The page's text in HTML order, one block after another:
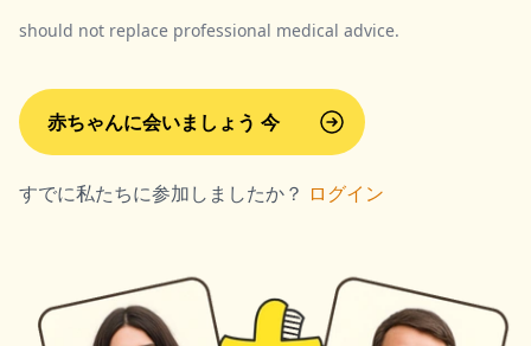
should not replace professional medical advice.
赤ちゃんに会いましょう 今
すでに私たちに参加しましたか？ ログイン